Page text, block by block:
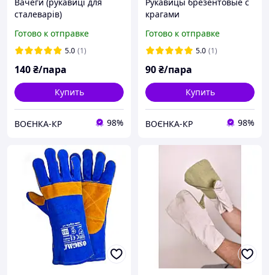
сталеварів)
Готово к отправке
5.0 (1)
140₴/пара
Купить
ВОЄНКА-КР 98%
крагами
Готово к отправке
5.0 (1)
90₴/пара
Купить
ВОЄНКА-КР 98%